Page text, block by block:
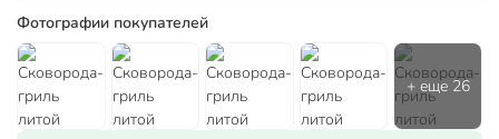
Фотографии покупателей